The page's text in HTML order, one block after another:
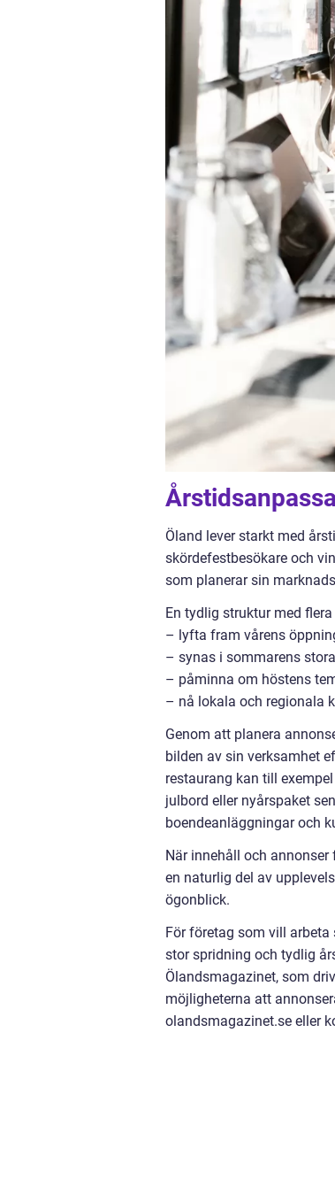
Öland lever starkt med
skördefestbesökare och
som planerar sin
En tydlig struktur med
– lyfta fram vårens
– synas i sommarens
– påminna om höstens
– nå lokala och regionala
Genom att planera
bilden av sin verksamhet
restaurang kan till
julbord eller nyårspaket
boendeanläggningar och
När innehåll och
en naturlig del av
ögonblick.
För företag som vill
stor spridning och tydlig
Ölandsmagazinet, som
möjligheterna att
olandsmagazinet.se eller